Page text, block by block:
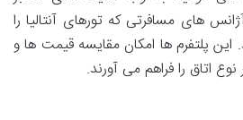
های مسافرتی که تورهای آنتالیا را
این پلتفرم ها امکان مقایسه قیمت ها و
اتاق را فراهم می آورند.